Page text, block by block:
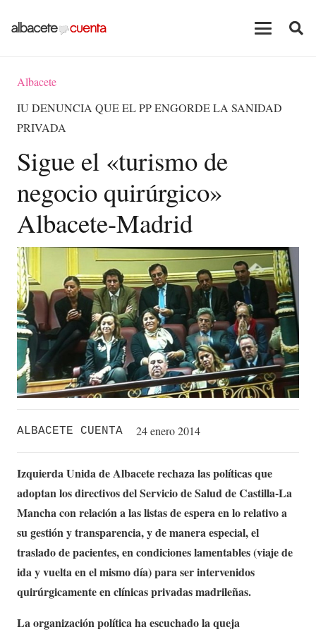
Albacete
IU DENUNCIA QUE EL PP ENGORDE LA SANIDAD
PRIVADA
Sigue el «turismo de
negocio quirúrgico»
Albacete-Madrid
ALBACETE CUENTA 24 enero 2014
Izquierda Unida de Albacete rechaza las políticas que
adoptan los directivos del Servicio de Salud de Castilla-La
Mancha con relación a las listas de espera en lo relativo a
su gestión y transparencia, y de manera especial, el
traslado de pacientes, en condiciones lamentables (viaje de
ida y vuelta en el mismo día) para ser intervenidos
quirúrgicamente en clínicas privadas madrileñas.
La organización política ha escuchado la queja